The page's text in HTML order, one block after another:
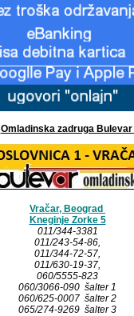
Omladinska zadruga Bulevar
Vračar, Beograd
Kneginje Zorke 5
011/344-3381
011/243-54-86,
011/344-72-57,
011/630-19-37,
060/5555-823
060/3066-090 šalter 1
060/625-0007 šalter 2
065/274-9269 šalter 3